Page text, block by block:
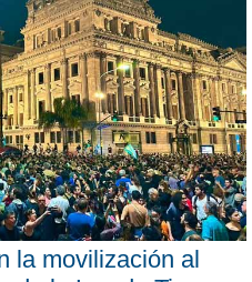
la movilización al